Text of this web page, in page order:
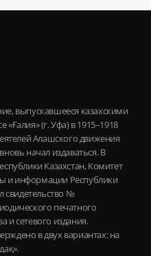
выпускавшееся казахскими
(г. Уфа) в 1915–1918
Алашского движения
начал издаваться. В
Казахстан, Комитет
и информации Республики
свидетельство №
печатного
и сетевого издания.
в двух вариантах: на